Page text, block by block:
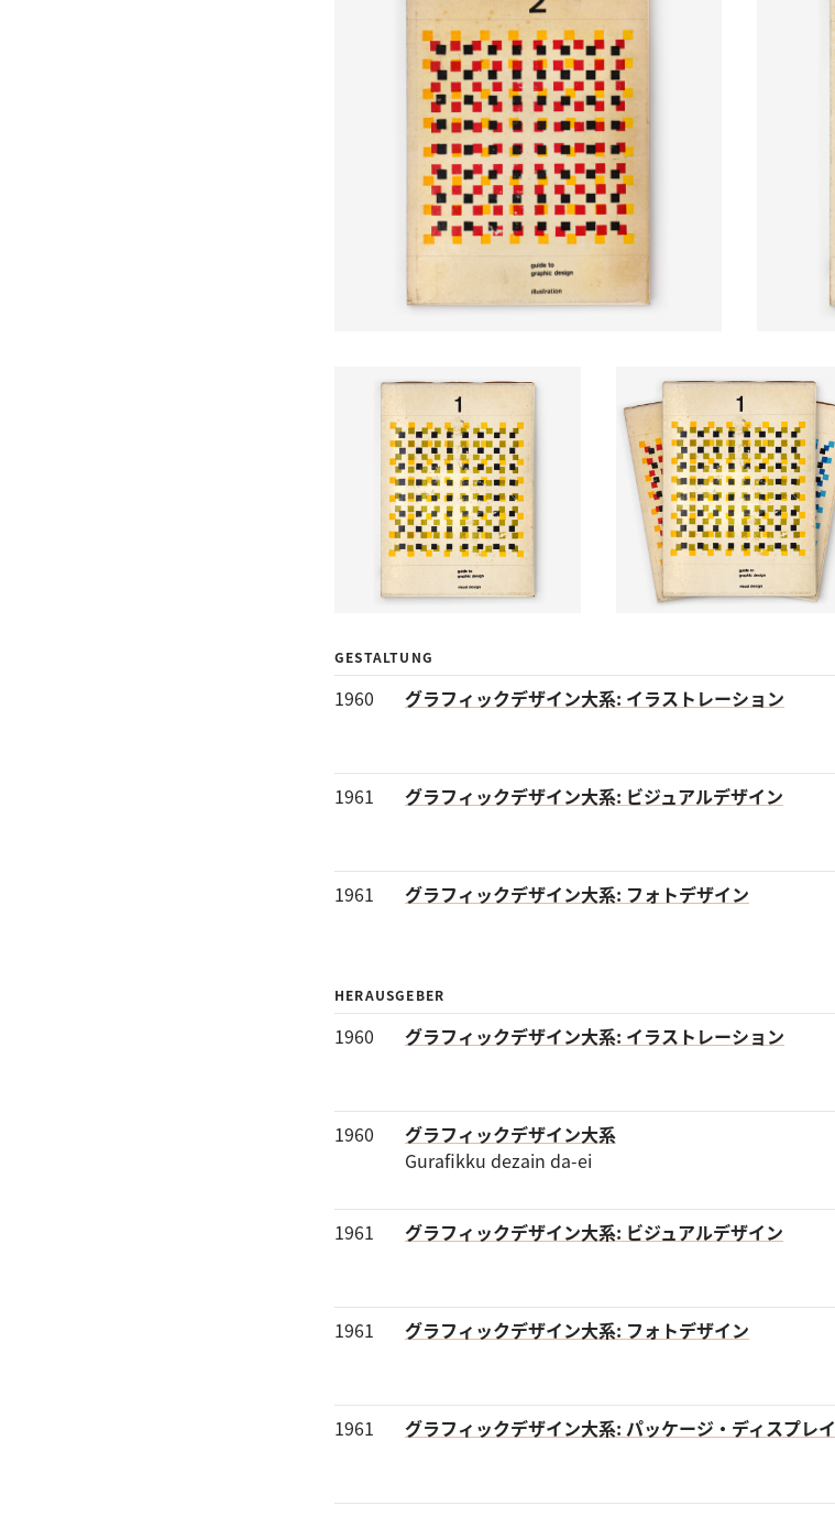
GESTALTUNG
1960 グラフィックデザイン大系: イラストレーション
1961 グラフィックデザイン大系: ビジュアルデザイン
1961 グラフィックデザイン大系: フォトデザイン
HERAUSGEBER
1960 グラフィックデザイン大系: イラストレーション
1960
グラフィックデザイン⼤系
Gurafikku dezain da-ei
1961 グラフィックデザイン大系: ビジュアルデザイン
1961 グラフィックデザイン大系: フォトデザイン
1961 グラフィックデザイン大系: パッケージ・ディスプレイ